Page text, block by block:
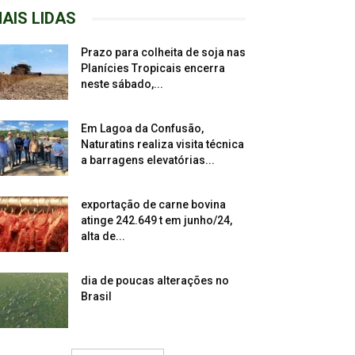
LIDAS
Prazo para colheita de soja nas
Planícies Tropicais encerra
neste sábado,...
Em Lagoa da Confusão,
Naturatins realiza visita técnica
a barragens elevatórias...
exportação de carne bovina
atinge 242.649 t em junho/24,
alta de...
dia de poucas alterações no
Brasil